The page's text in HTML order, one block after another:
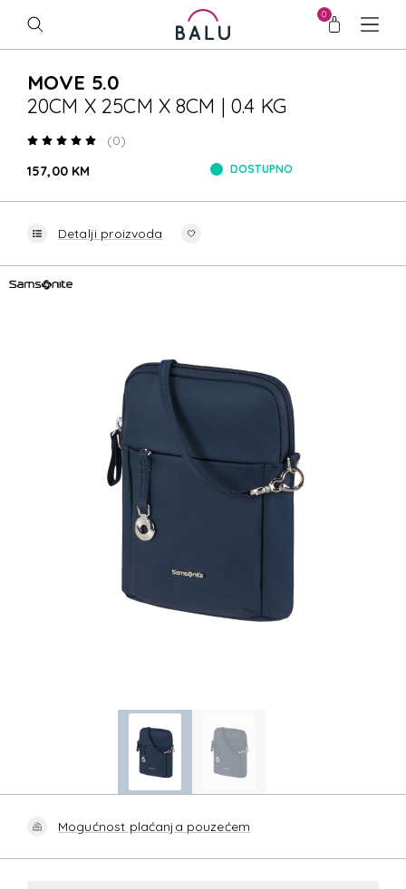
0
MOVE 5.0
20CM X 25CM X 8CM | 0.4 KG
(0)
157,00 KM
DOSTUPNO
Detalji proizvoda
Mogućnost plaćanja pouzećem